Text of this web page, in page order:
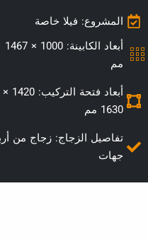
المشروع: فيلا خاصة
أبعاد الكابينة: 1000 × 1467
مم
أبعاد فتحة التركيب: 1420 ×
1630 مم
تفاصيل الزجاج: زجاج من
جهات